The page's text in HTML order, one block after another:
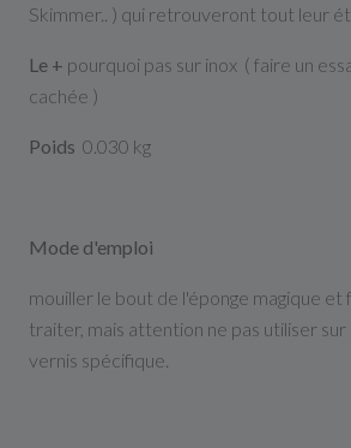
Skimmer.. ) qui retrouveront tout leur
Le + pourquoi pas sur inox ( faire un
cachée )
Poids 0.030 kg
Mode d'emploi
mouiller le bout de l'éponge magique
traiter, mais attention ne pas utiliser sur
vernis spécifique.